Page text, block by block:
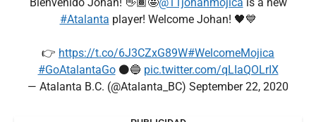
#Atalanta player! Welcome Johan! 🖤💙
👉 https://t.co/6J3CZxG89W#WelcomeMojica
#GoAtalantaGo⚫️🔵 pic.twitter.com/qLIaQOLrIX
— Atalanta B.C. (@Atalanta_BC) September 22, 2020